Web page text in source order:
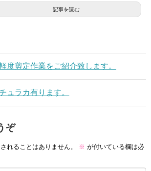
記事を読む
度剪定作業をご紹介致します。
ュラカ有ります。
ぞ
れることはありません。 ※ が付いている欄は必